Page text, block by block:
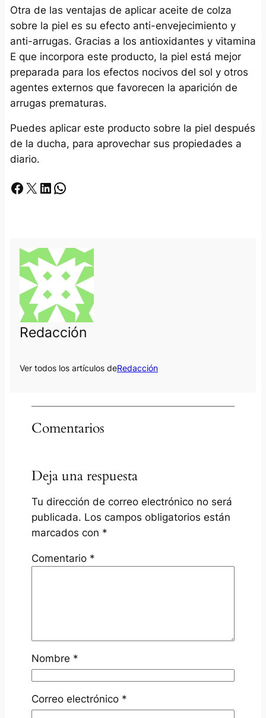
Otra de las ventajas de aplicar aceite de colza
sobre la piel es su efecto anti-envejecimiento y
anti-arrugas. Gracias a los antioxidantes y vitamina
E que incorpora este producto, la piel está mejor
preparada para los efectos nocivos del sol y otros
agentes externos que favorecen la aparición de
arrugas prematuras.
Puedes aplicar este producto sobre la piel después
de la ducha, para aprovechar sus propiedades a
diario.
Facebook X LinkedIn Whatsapp
Redacción
Ver todos los artículos deRedacción
Comentarios
Deja una respuesta
Tu dirección de correo electrónico no será
publicada. Los campos obligatorios están
marcados con *
Comentario *
Nombre *
Correo electrónico *